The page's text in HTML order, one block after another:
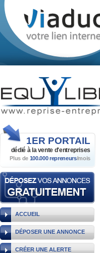
1ER PORTAIL
dédié à la vente d'entreprises
Plus de 100.000 repreneurs/mois
ACCUEIL
DÉPOSER UNE ANNONCE
CRÉER UNE ALERTE